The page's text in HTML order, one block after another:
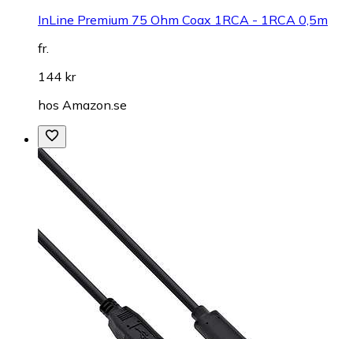
InLine Premium 75 Ohm Coax 1RCA - 1RCA 0,5m
fr.
144 kr
hos Amazon.se